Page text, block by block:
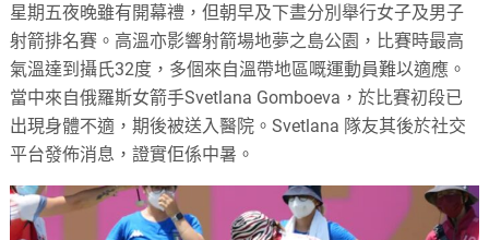
星期五夜晚雖有開幕禮，但朝早及下晝分別舉行女子及男子
射箭排名賽。高溫亦影響射箭場地夢之島公園，比賽時最高
氣溫達到攝氏32度，多個來自溫帶地區嘅運動員難以適應。
當中來自俄羅斯女箭手Svetlana Gomboeva，於比賽初段已
出現身體不適，期後被送入醫院。Svetlana 隊友其後於社交
平台發佈消息，證實佢係中暑。